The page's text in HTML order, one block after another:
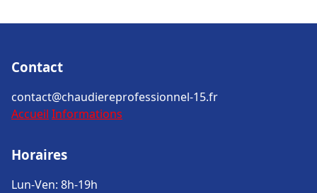
Contact
contact@chaudiereprofessionnel-15.fr
Accueil Informations
Horaires
Lun-Ven: 8h-19h